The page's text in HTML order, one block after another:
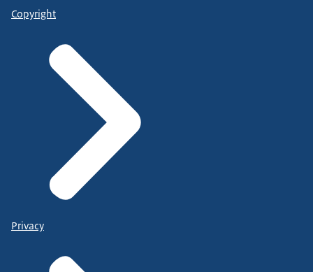
Copyright
Privacy